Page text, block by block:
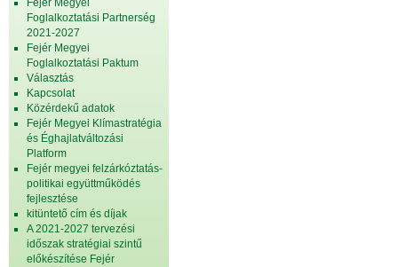
Fejér Megyei
Foglalkoztatási Partnerség
2021-2027
Fejér Megyei
Foglalkoztatási Paktum
Választás
Kapcsolat
Közérdekű adatok
Fejér Megyei Klímastratégia
és Éghajlatváltozási
Platform
Fejér megyei felzárkóztatás-
politikai együttműködés
fejlesztése
kitüntető cím és díjak
A 2021-2027 tervezési
időszak stratégiai szintű
előkészítése Fejér